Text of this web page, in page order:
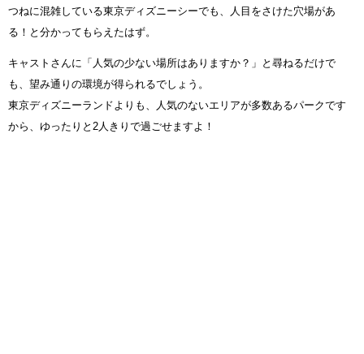
つねに混雑している東京ディズニーシーでも、人目をさけた穴場があ
る！と分かってもらえたはず。
キャストさんに「人気の少ない場所はありますか？」と尋ねるだけで
も、望み通りの環境が得られるでしょう。
東京ディズニーランドよりも、人気のないエリアが多数あるパークです
から、ゆったりと2人きりで過ごせますよ！